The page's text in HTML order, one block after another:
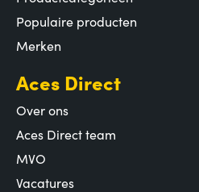
Populaire producten
Merken
Aces Direct
Over ons
Aces Direct team
MVO
Vacatures